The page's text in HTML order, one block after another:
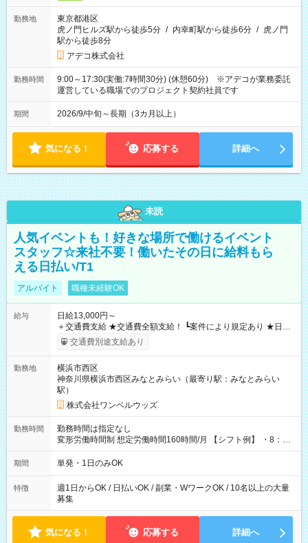
勤務地
東京都港区
虎ノ門ヒルズ駅から徒歩5分 / 内幸町駅から徒歩6分 / 虎ノ門
駅から徒歩8分
アデコ株式会社
勤務時間
9:00～17:30(実働:7時間30分) (休憩60分) ※アデコが業務委託
運営している職場でのプロジェクト契約社員です
期間 2026/9/中旬～長期（3カ月以上）
気になる！ 応募する 詳細へ
未読
人気イベントも！好きな場所で働けるイベント
スタッフ☆来社不要！働いたその日に給料もら
える日払い/T1
アルバイト 職種未経験OK
給与
日給13,000円～
＋交通費支給 ★交通費全額支給！ ┗案件により規定あり ★日払
いOK！（規定あり） ┗働いたその日に現金GET♪ お仕事後はコ
ンビニATMから 日払い分を引き落とせます！ 【試用期間】試
交通費別途支給あり
勤務地
横浜市西区
神奈川県横浜市西区みなとみらい（最寄り駅：みなとみらい
駅）
株式会社ワンベルウッズ
勤務時間
勤務時間は指定なし
変形労働時間制 想定労働時間160時間/月 【シフト例】 ・8：00
～21：00
期間 単発・1日のみOK
特徴
週1日からOK / 日払いOK / 副業・WワークOK / 10名以上の大量
募集
気になる！ 応募する 詳細へ